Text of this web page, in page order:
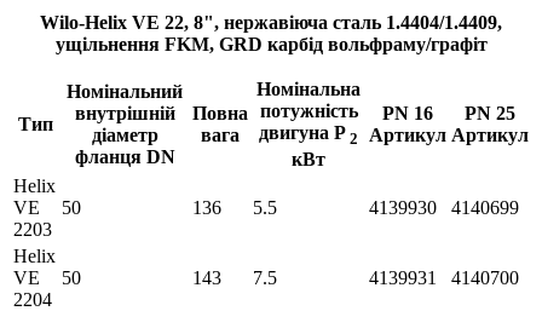
Wilo-Helix VE 22, 8", нержавіюча сталь 1.4404/1.4409,
ущільнення FKM, GRD карбід вольфраму/графіт
Тип
Номінальний
внутрішній
діаметр
фланця DN
Повна
вага
Номінальна
потужність
двигуна P 2
кВт
PN 16
Артикул
PN 25
Артикул
Helix
VE
2203
50 136 5.5 4139930 4140699
Helix
VE
2204
50 143 7.5 4139931 4140700